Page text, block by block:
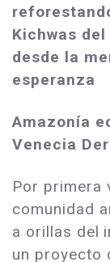
Kichwas
desde la
esperanza
Amazonía
Venecia
Por primera
comunidad
a orillas del
un proyecto